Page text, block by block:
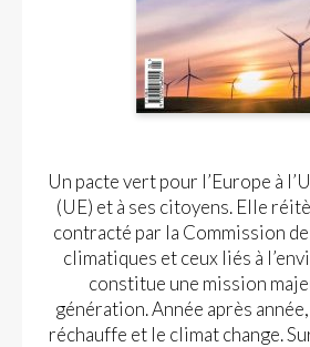
Un pacte vert pour l’Europe à
(UE) et à ses citoyens. Elle
contracté par la Commission
climatiques et ceux liés à
constitue une mission
génération. Année après
réchauffe et le climat change.